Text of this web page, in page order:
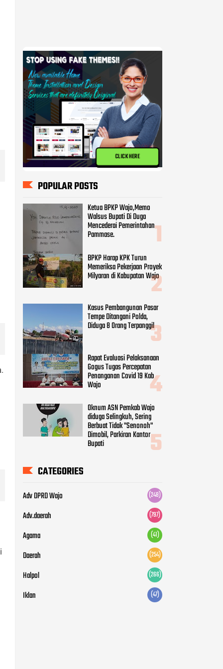
POPULAR POSTS
Ketua BPKP Wajo,Memo
Walsus Bupati Di Duga
Mencederai Pemerintahan
Pammase.
BPKP Harap KPK Turun
Memeriksa Pekerjaan Proyek
Milyaran di Kabupatan Wajo
Tempe Ditangani Polda,
Diduga 8 Orang Terpanggil
Rapat Evaluasi Pelaksanaan
Gogus Tugas Percepatan
Penanganan Covid 19 Kab
Wajo
diduga Selingkuh, Sering
Berbuat Tidak "Senonoh"
Dimobil, Parkiran Kantor
Bupati
CATEGORIES
Adv DPRD Wajo (248)
Adv.daerah (797)
(41)
(254)
Halpol